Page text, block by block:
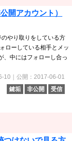
開アカウント）
やり取りをしている方
ローしている相手とメッ
、中にはフォローし合っ
10｜公開：2017-06-01
鍵垢
非公開 受信